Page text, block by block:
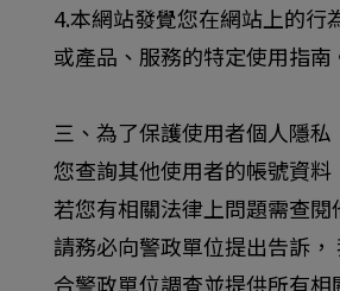
4.本網站發覺您在網站上的行
或產品、服務的特定使用指南
三、為了保護使用者個人隱私
您查詢其他使用者的帳號資料
若您有相關法律上問題需查閱
請務必向警政單位提出告訴，
合警政單位調查並提供所有相